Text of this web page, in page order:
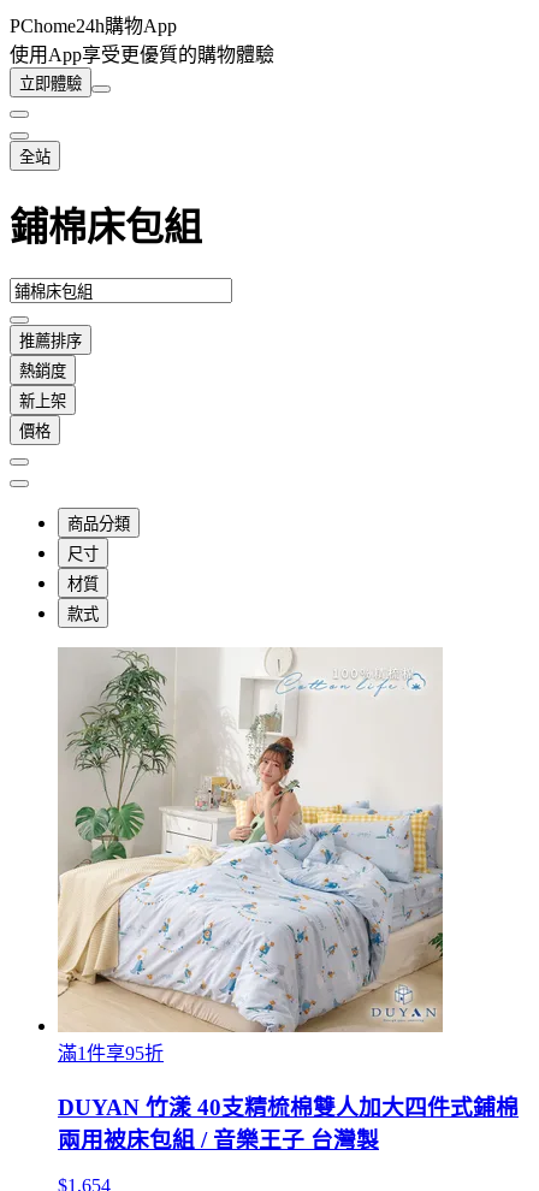
PChome24h購物App
使用App享受更優質的購物體驗
立即體驗
全站
鋪棉床包組
推薦排序
熱銷度
新上架
價格
商品分類
尺寸
材質
款式
滿1件享95折
DUYAN 竹漾 40支精梳棉雙人加大四件式鋪棉
兩用被床包組 / 音樂王子 台灣製
$1,654